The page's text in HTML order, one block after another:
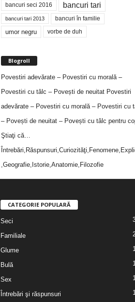
bancuri seci 2016 bancuri tari
bancuri tari 2013 bancuri în familie
umor negru vorbe de duh
Blogroll
Povestiri adevărate – Povestiri cu morală –
Povestiri cu tâlc – Povești de neuitatPovestiri
adevărate – Povestiri cu morală – Povestiri cu
– Povești de neuitat – Povești cu tâlc pentru
Ştiaţi că…
,Geografie,Istorie,Anatomie,Filozofie
CATEGORIE POPULARĂ
Seci
Familiale
Glume
Bulă
Sex
Întrebări şi răspunsuri